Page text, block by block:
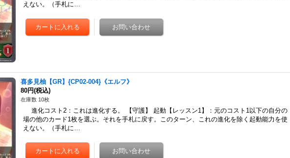
えない。（手札に…
喜多見柚【GR】{CP02-004}《エルフ》
80円(税込)
在庫数 10枚
進化コスト2：これは進化する。 【守護】 起動【レッスン1】：元のコスト1以下の自分の
場の他のカード1枚を選ぶ。それを手札に戻す。このターン、これの進化を除く起動能力を使
えない。（手札に…